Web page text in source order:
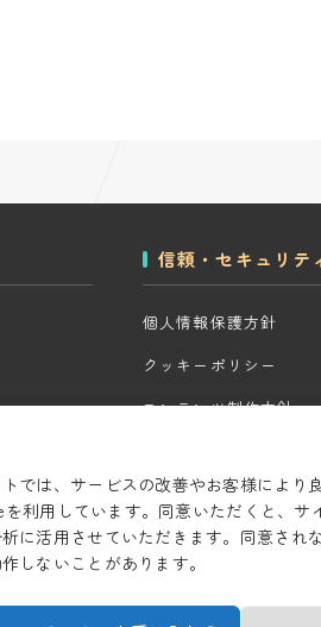
では、サービスの改善やお客様により
を利用しています。同意いただくと、サ
に活用させていただきます。同意され
しないことがあります。
ツール
信頼・セキュリテ
個人情報保護方針
クッキーポリシー
コンテンツ制作方針
セキュリティ対策
情報セキュリティ基本